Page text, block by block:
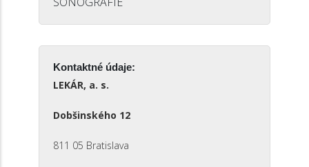
Kontaktné údaje:
LEKÁR, a. s.
Dobšinského 12
811 05 Bratislava